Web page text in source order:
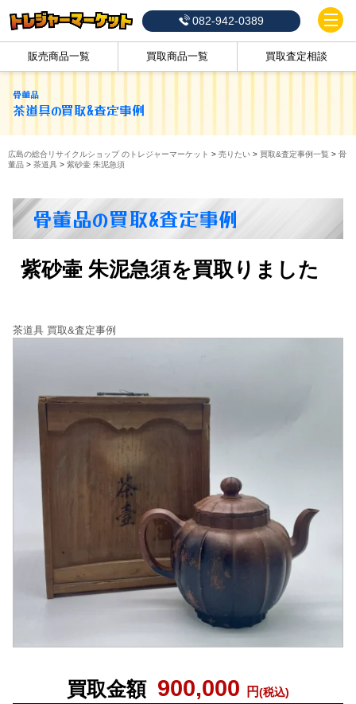
082-942-0389
販売商品一覧 買取商品一覧 買取査定相談
骨董品
茶道具の買取&査定事例
広島の総合リサイクルショップ のトレジャーマーケット > 売りたい> 買取&査定事例一覧 > 骨
董品> 茶道具> 紫砂壷 朱泥急須
骨董品の買取&査定事例
紫砂壷 朱泥急須を買取りました
買取金額 900,000 円(税込)
茶道具 買取&査定事例